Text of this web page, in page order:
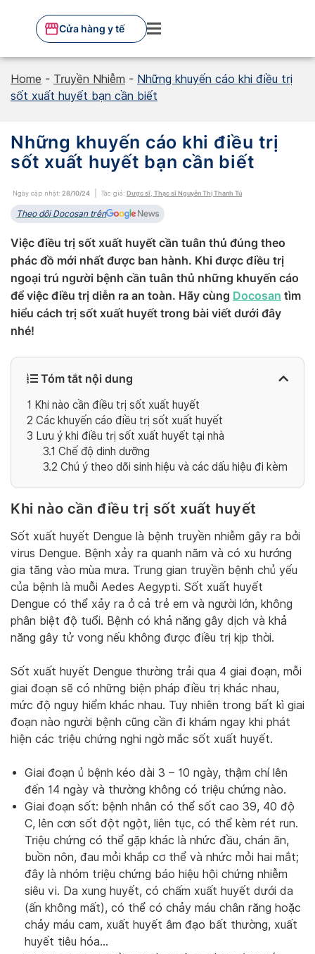
content
Cửa hàng y tế
Home - Truyền Nhiễm - Những khuyến cáo khi điều trị
sốt xuất huyết bạn cần biết
Những khuyến cáo khi điều trị
sốt xuất huyết bạn cần biết
Ngày cập nhật: 28/10/24 Tác giả: Dược sĩ, Thạc sĩ Nguyễn Thị Thanh Tú
Theo dõi Docosan trên
Việc điều trị sốt xuất huyết cần tuân thủ đúng theo
phác đồ mới nhất được ban hành. Khi được điều trị
ngoại trú người bệnh cần tuân thủ những khuyến cáo
để việc điều trị diễn ra an toàn. Hãy cùng Docosan tìm
hiểu cách trị sốt xuất huyết trong bài viết dưới đây
nhé!
Tóm tắt nội dung
1 Khi nào cần điều trị sốt xuất huyết
2 Các khuyến cáo điều trị sốt xuất huyết
3 Lưu ý khi điều trị sốt xuất huyết tại nhà
3.1 Chế độ dinh dưỡng
3.2 Chú ý theo dõi sinh hiệu và các dấu hiệu đi kèm
Khi nào cần điều trị sốt xuất huyết
Sốt xuất huyết Dengue là bệnh truyền nhiễm gây ra bởi
virus Dengue. Bệnh xảy ra quanh năm và có xu hướng
gia tăng vào mùa mưa. Trung gian truyền bệnh chủ yếu
của bệnh là muỗi Aedes Aegypti. Sốt xuất huyết
Dengue có thể xảy ra ở cả trẻ em và người lớn, không
phân biệt độ tuổi. Bệnh có khả năng gây dịch và khả
năng gây tử vong nếu không được điều trị kịp thời.
Sốt xuất huyết Dengue thường trải qua 4 giai đoạn, mỗi
giai đoạn sẽ có những biện pháp điều trị khác nhau,
mức độ nguy hiểm khác nhau. Tuy nhiên trong bất kì giai
đoạn nào người bệnh cũng cần đi khám ngay khi phát
hiện các triệu chứng nghi ngờ mắc sốt xuất huyết.
Giai đoạn ủ bệnh kéo dài 3 – 10 ngày, thậm chí lên
đến 14 ngày và thường không có triệu chứng nào.
Giai đoạn sốt: bệnh nhân có thể sốt cao 39, 40 độ
C, lên cơn sốt đột ngột, liên tục, có thể kèm rét run.
Triệu chứng có thể gặp khác là nhức đầu, chán ăn,
buồn nôn, đau mỏi khắp cơ thể và nhức mỏi hai mắt;
đây là nhóm triệu chứng báo hiệu hội chứng nhiễm
siêu vi. Da xung huyết, có chấm xuất huyết dưới da
(ấn không mất), có thể có chảy máu chân răng hoặc
chảy máu cam, xuất huyết âm đạo bất thường, xuất
huyết tiêu hóa…